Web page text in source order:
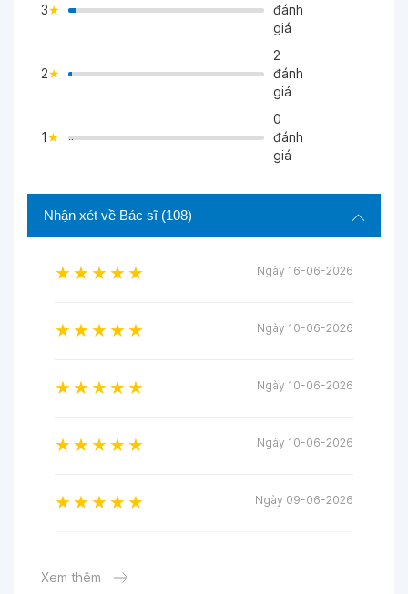
3 >
đánh
giá
2 ">
2
đánh
giá
1 ">
0
đánh
giá
Nhận xét về Bác sĩ (108)
Ngày 16-06-2026
Ngày 10-06-2026
Ngày 10-06-2026
Ngày 10-06-2026
Ngày 09-06-2026
Xem thêm